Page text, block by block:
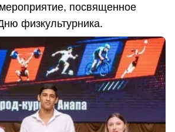
посвященное
физкультурника.